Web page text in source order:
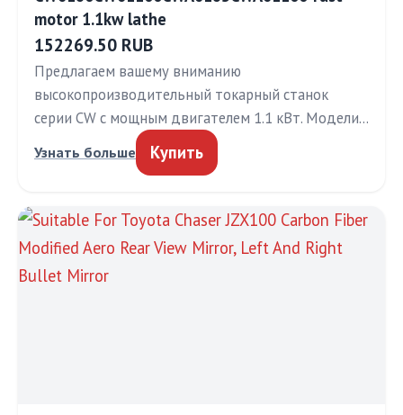
motor 1.1kw lathe
152269.50 RUB
Предлагаем вашему вниманию
высокопроизводительный токарный станок
серии CW с мощным двигателем 1.1 кВт. Модели…
Узнать больше Купить